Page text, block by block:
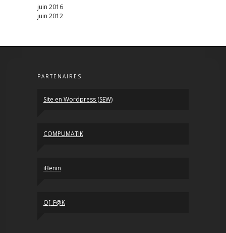
juin 2016
juin 2012
PARTENAIRES
Site en Wordpress (SEW)
COMPUMATIK
iBenin
O[_F@K